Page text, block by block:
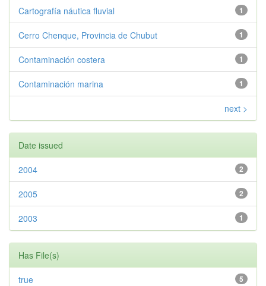
1
Cartografía náutica fluvial
1
Cerro Chenque, Provincia de Chubut
1
Contaminación costera
1
Contaminación marina
next >
Date issued
2
2004
2
2005
1
2003
Has File(s)
5
true